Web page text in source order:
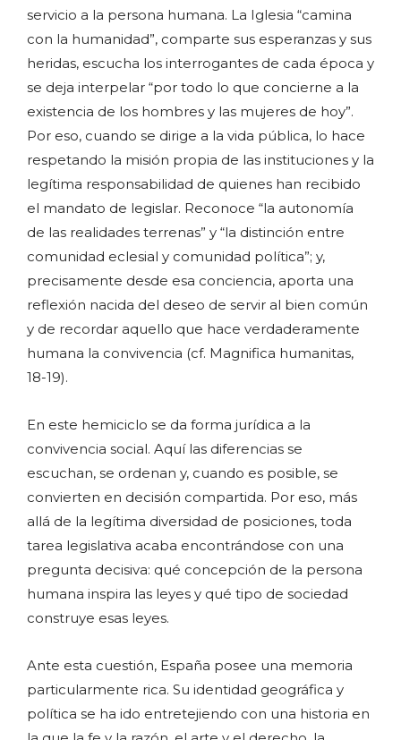
servicio a la persona humana. La Iglesia “camina
con la humanidad”, comparte sus esperanzas y sus
heridas, escucha los interrogantes de cada época y
se deja interpelar “por todo lo que concierne a la
existencia de los hombres y las mujeres de hoy”.
Por eso, cuando se dirige a la vida pública, lo hace
respetando la misión propia de las instituciones y la
legítima responsabilidad de quienes han recibido
el mandato de legislar. Reconoce “la autonomía
de las realidades terrenas” y “la distinción entre
comunidad eclesial y comunidad política”; y,
precisamente desde esa conciencia, aporta una
reflexión nacida del deseo de servir al bien común
y de recordar aquello que hace verdaderamente
humana la convivencia (cf. Magnifica humanitas,
18-19).
En este hemiciclo se da forma jurídica a la
convivencia social. Aquí las diferencias se
escuchan, se ordenan y, cuando es posible, se
convierten en decisión compartida. Por eso, más
allá de la legítima diversidad de posiciones, toda
tarea legislativa acaba encontrándose con una
pregunta decisiva: qué concepción de la persona
humana inspira las leyes y qué tipo de sociedad
construye esas leyes.
Ante esta cuestión, España posee una memoria
particularmente rica. Su identidad geográfica y
política se ha ido entretejiendo con una historia en